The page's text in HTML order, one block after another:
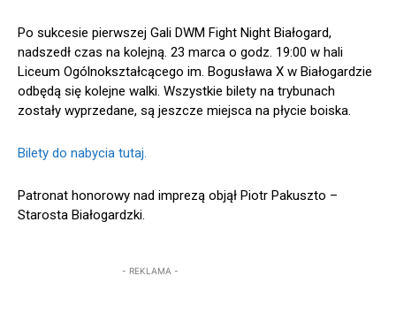
Po sukcesie pierwszej Gali DWM Fight Night Białogard,
nadszedł czas na kolejną. 23 marca o godz. 19:00 w hali
Liceum Ogólnokształcącego im. Bogusława X w Białogardzie
odbędą się kolejne walki. Wszystkie bilety na trybunach
zostały wyprzedane, są jeszcze miejsca na płycie boiska.
Bilety do nabycia tutaj.
Patronat honorowy nad imprezą objął Piotr Pakuszto –
Starosta Białogardzki.
- REKLAMA -